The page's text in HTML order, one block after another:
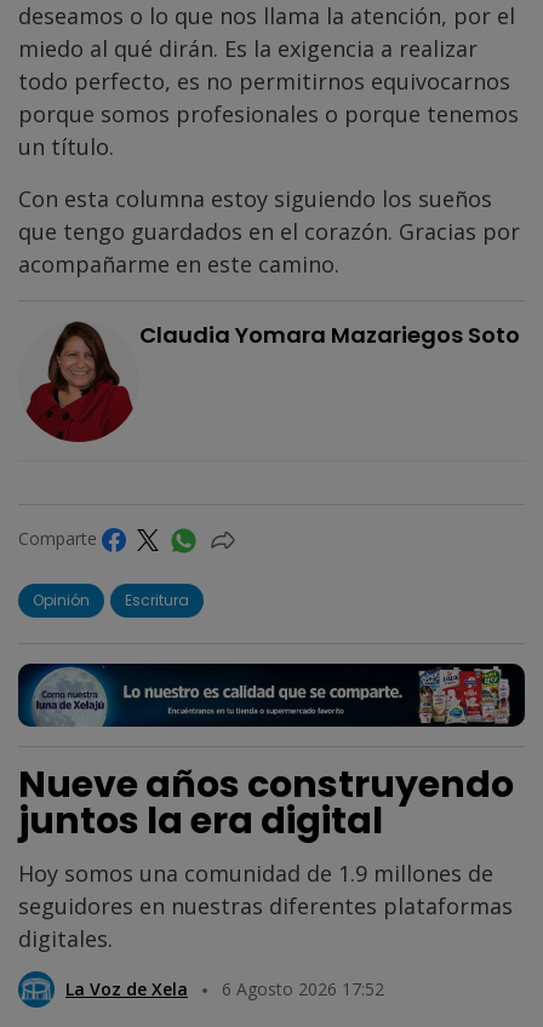
deseamos o lo que nos llama la atención, por el
miedo al qué dirán. Es la exigencia a realizar
todo perfecto, es no permitirnos equivocarnos
porque somos profesionales o porque tenemos
un título.
Con esta columna estoy siguiendo los sueños
que tengo guardados en el corazón. Gracias por
acompañarme en este camino.
Claudia Yomara Mazariegos Soto
Comparte
Opinión Escritura
Nueve años construyendo
juntos la era digital
Hoy somos una comunidad de 1.9 millones de
seguidores en nuestras diferentes plataformas
digitales.
La Voz de Xela 6 Agosto 2026 17:52